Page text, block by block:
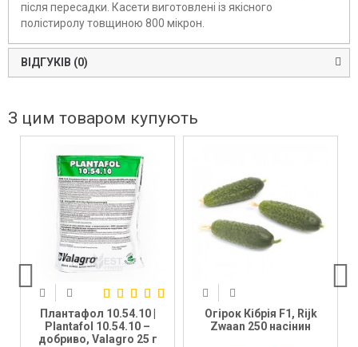
після пересадки. Касети виготовлені із якісного
полістиролу товщиною 800 мікрон.
ВІДГУКІВ (0)
З цим товаром купують
Плантафол 10.54.10 |
Plantafol 10.54.10 –
добриво, Valagro 25 г
Огірок Кібрія F1, Rijk
Zwaan 250 насінин